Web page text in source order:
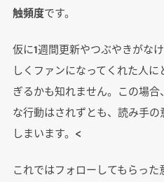
触頻度です。
仮に1週間更新やつぶやきがな
しくファンになってくれた人
ぎるかも知れません。この場
な行動はされずとも、読み手
しまいます。<
これではフォローしてもらっ